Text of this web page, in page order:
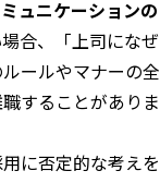
ュニケーションの
場合、「上司になぜ
ールやマナーの全
することがありま
に否定的な考えを